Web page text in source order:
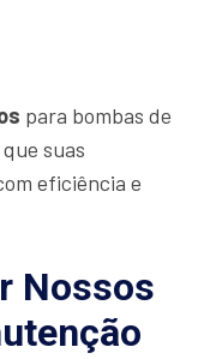
para bombas de
suas
eficiência e
Nossos